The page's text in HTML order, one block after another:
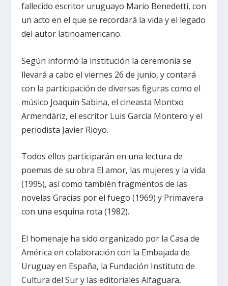
fallecido escritor uruguayo Mario Benedetti, con
un acto en el que se recordará la vida y el legado
del autor latinoamericano.
Según informó la institución la ceremonia se
llevará a cabo el viernes 26 de junio, y contará
con la participación de diversas figuras como el
músico Joaquín Sabina, el cineasta Montxo
Armendáriz, el escritor Luis García Montero y el
periodista Javier Rioyo.
Todos ellos participarán en una lectura de
poemas de su obra El amor, las mujeres y la vida
(1995), así como también fragmentos de las
novelas Gracias por el fuego (1969) y Primavera
con una esquina rota (1982).
El homenaje ha sido organizado por la Casa de
América en colaboración con la Embajada de
Uruguay en España, la Fundación Instituto de
Cultura del Sur y las editoriales Alfaguara,